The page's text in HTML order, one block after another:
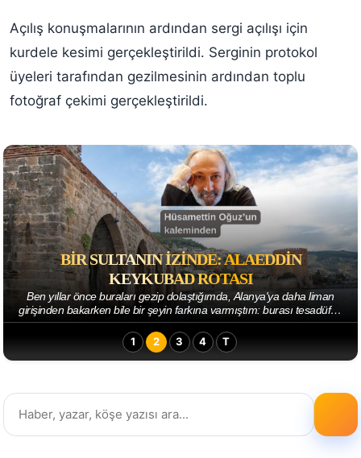
Açılış konuşmalarının ardından sergi açılışı için
kurdele kesimi gerçekleştirildi. Serginin protokol
üyeleri tarafından gezilmesinin ardından toplu
fotoğraf çekimi gerçekleştirildi.
BIR SULTANIN İZINDE: ALAEDDIN
KEYKUBAD ROTASI
Ben yıllar önce buraları gezip dolaştığımda, Alanya'ya daha liman
girişinden bakarken bile bir şeyin farkına varmıştım: burası tesadüfen
büyümüş bir kıyı kas...
1
2 3 4 T